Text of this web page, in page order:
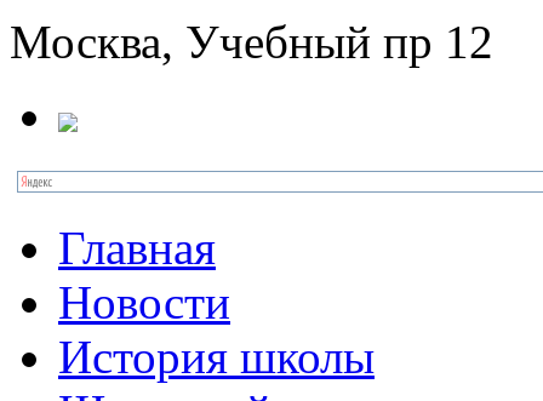
Москва, Учебный пр 12
Главная
Новости
История школы